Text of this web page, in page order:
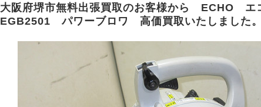
大阪府堺市無料出張買取のお客様から ECHO
EGB2501 パワーブロワ 高価買取いたしました。